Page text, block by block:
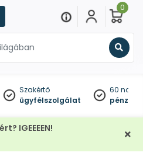
0
Szakértő
ügyfélszolgálat
60
IGEEEEN!